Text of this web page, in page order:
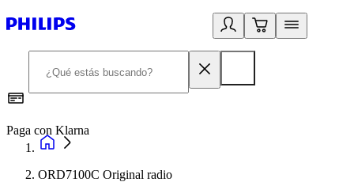
Paga con Klarna
ORD7100C Original radio